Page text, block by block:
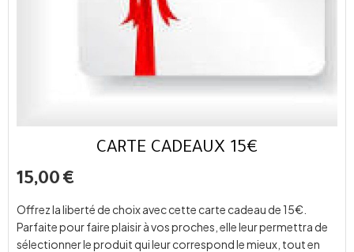
CARTE CADEAUX 15€
Offrez la liberté de choix avec cette carte cadeau de 15€.
Parfaite pour faire plaisir à vos proches, elle leur permettra de
sélectionner le produit qui leur correspond le mieux, tout en
15,00 €